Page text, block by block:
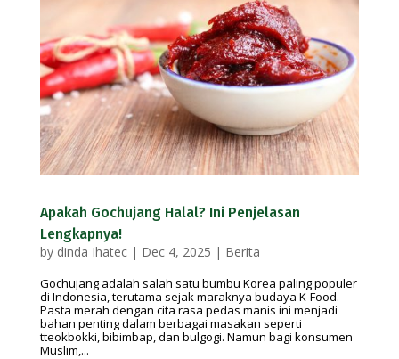
Apakah Gochujang Halal? Ini Penjelasan
Lengkapnya!
by dinda Ihatec| Dec 4, 2025 | Berita
Gochujang adalah salah satu bumbu Korea paling populer
di Indonesia, terutama sejak maraknya budaya K-Food.
Pasta merah dengan cita rasa pedas manis ini menjadi
bahan penting dalam berbagai masakan seperti
tteokbokki, bibimbap, dan bulgogi. Namun bagi konsumen
Muslim,...